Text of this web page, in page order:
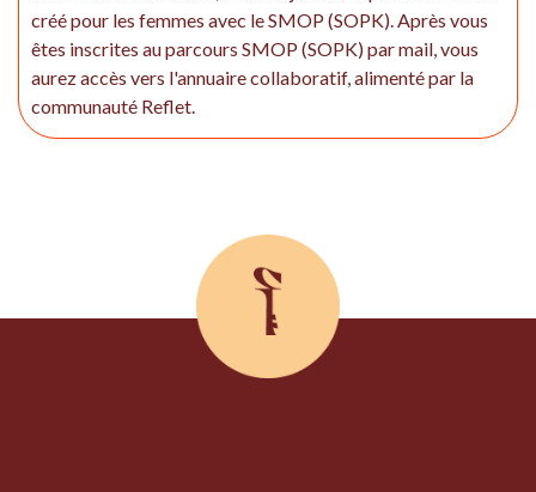
créé pour les femmes avec le SMOP (SOPK). Après vous
êtes inscrites au parcours SMOP (SOPK) par mail, vous
aurez accès vers l'annuaire collaboratif, alimenté par la
communauté Reflet.